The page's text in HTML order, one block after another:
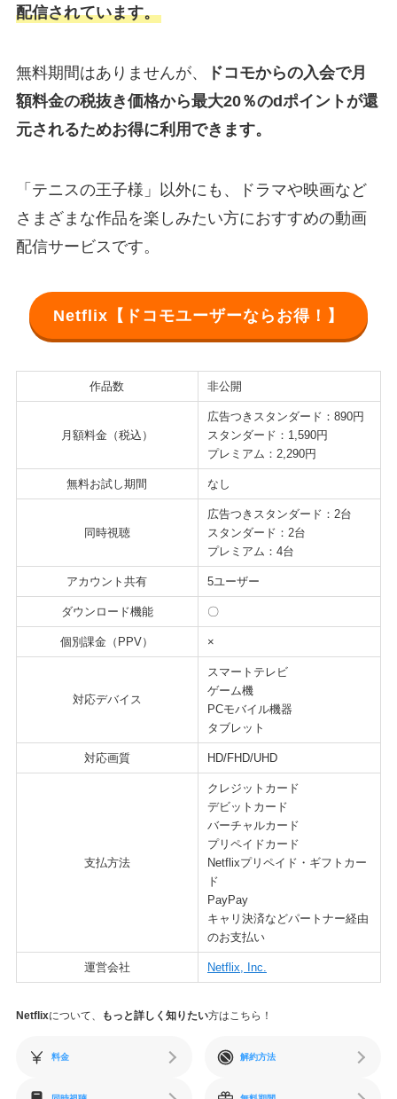
配信されています。
無料期間はありませんが、
ドコモからの入会で月
額料金の税抜き価格から最大20％のdポイントが還
元されるためお得に利用できます。
「テニスの王子様」以外にも、ドラマや映画など
さまざまな作品を楽しみたい方におすすめの動画
配信サービスです。
Netflix【ドコモユーザーならお得！】
作品数 非公開
月額料金（税込）
広告つきスタンダード：890円
スタンダード：1,590円
プレミアム：2,290円
無料お試し期間 なし
同時視聴
広告つきスタンダード：2台
スタンダード：2台
プレミアム：4台
アカウント共有 5ユーザー
ダウンロード機能 〇
個別課金（PPV） ×
対応デバイス
スマートテレビ
ゲーム機
PCモバイル機器
タブレット
対応画質 HD/FHD/UHD
支払方法
クレジットカード
デビットカード
バーチャルカード
プリペイドカード
Netflixプリペイド・ギフトカー
ド
PayPay
キャリ決済などパートナー経由
のお支払い
運営会社 Netflix, Inc.
Netflixについて、 もっと詳しく知りたい方はこちら！
料金 解約方法